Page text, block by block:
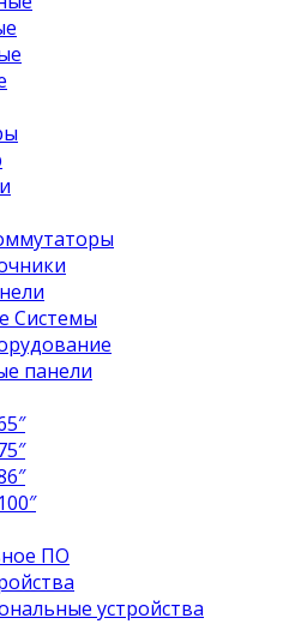
Системы
панели
ПО
устройства